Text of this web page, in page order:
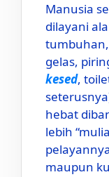
Manusia
dilayani
gelas,
kesed,
hebat
lebih
maupun